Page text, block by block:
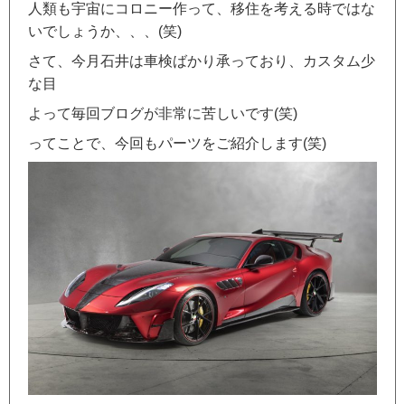
人類も宇宙にコロニー作って、移住を考える時ではな
いでしょうか、、、(笑)
さて、今月石井は車検ばかり承っており、カスタム少
な目
よって毎回ブログが非常に苦しいです(笑)
ってことで、今回もパーツをご紹介します(笑)